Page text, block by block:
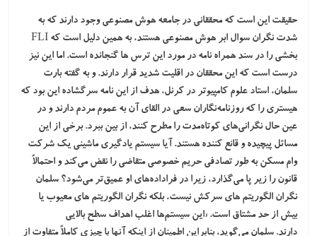
حقیقت این است که محققانی در جامعه هوش مصنوعی وجود دارند که به
شدت نگران سوال ابر هوش مصنوعی هستند، به همین دلیل است که FLI
بخشی را در سند همراه نامه در مورد این ترس ها گنجانده است. اما این نیز
درست است که این محققان در اقلیت شدید قرار دارند. و به گفته بارت
سلمان، استاد علوم کامپیوتر در کرنل، هدف از این نامه سرگشاده این بود که
هیستری را که روزنامه‌نگاران سعی در القای آن به عموم مردم دارند و در
عین حال نگرانی‌های کوتاه‌مدت را مطرح کنند، از بین ببرد. برخی از این
مسائل پیچیده و قانع کننده هستند. آیا سیستم یادگیری ماشینی یک شرکت
وام مسکن به طور تصادفی حریم خصوصی متقاضی را نقض می‌کند و احتمالاً
قانون را زیر پا می‌گذارد، زیرا در فراداده‌های او عمیق‌تر می‌شود؟ سلمان
نگران الگوریتم های سرکش نیست، بلکه نگران الگوریتم های معیوب یا
بیش از حد مشتاق است. «این سیستم‌ها اغلب اهداف سطح بالایی
دارند. سلمان می‌گوید، بنابراین اطمینان از اینکه آنها با چیزی کاملاً متفاوت از